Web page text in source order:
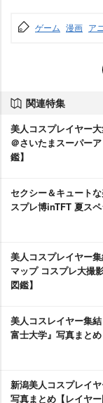
ゲーム 漫画 ア
関連特集
美人コスプレイヤー
＠さいたまスーパー
鑑】
セクシー＆キュート
スプレ博inTFT 夏ス
美人コスプレイヤー
マップ コスプレ大撮
図鑑】
美人コスレイヤー集
富士大学』写真まとめ
新潟美人コスプレイ
写真まとめ【レイヤー